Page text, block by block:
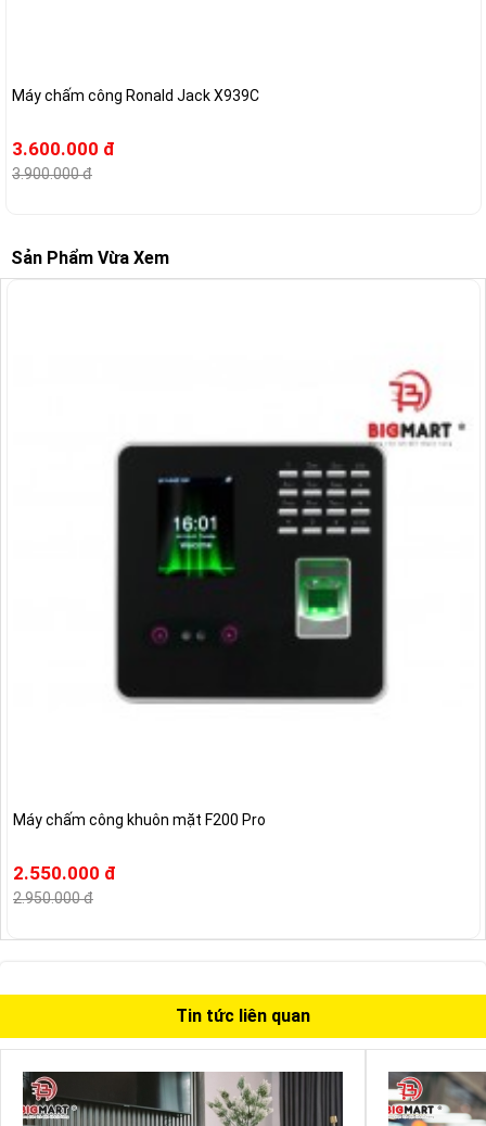
Máy chấm công Ronald Jack X939C
3.600.000 đ
3.900.000 đ
Sản Phẩm Vừa Xem
Máy chấm công khuôn mặt F200 Pro
2.550.000 đ
2.950.000 đ
Tin tức liên quan